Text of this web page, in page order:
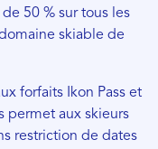
50 % sur tous les
skiable de
forfaits Ikon Pass et
permet aux skieurs
restriction de dates